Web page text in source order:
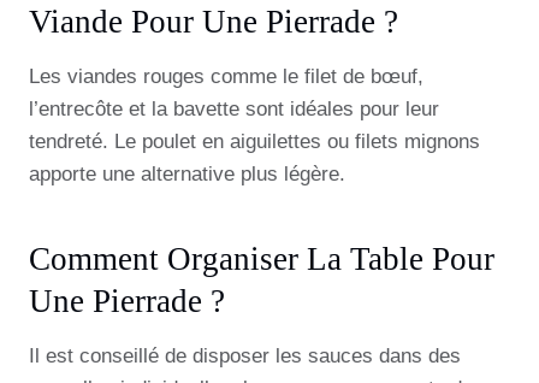
Viande Pour Une Pierrade ?
Les viandes rouges comme le filet de bœuf,
l’entrecôte et la bavette sont idéales pour leur
tendreté. Le poulet en aiguilettes ou filets mignons
apporte une alternative plus légère.
Comment Organiser La Table Pour
Une Pierrade ?
Il est conseillé de disposer les sauces dans des